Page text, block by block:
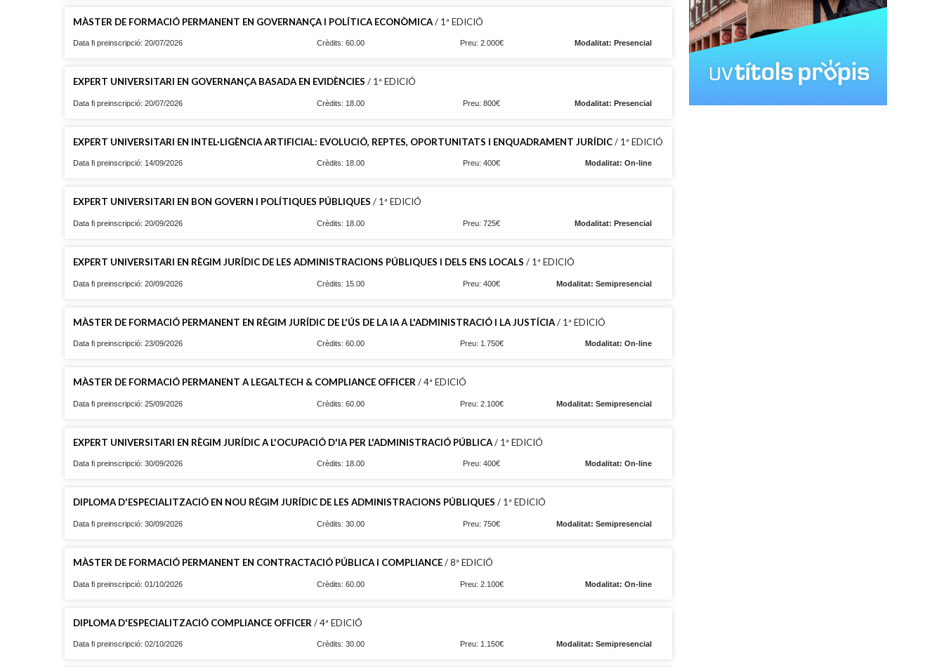
MÀSTER DE FORMACIÓ PERMANENT EN GOVERNANÇA I POLÍTICA ECONÒMICA/ 1ª EDICIÓ
Data fi preinscripció: 20/07/2026 Crèdits: 60.00 Preu: 2.000€ Modalitat: Presencial
EXPERT UNIVERSITARI EN GOVERNANÇA BASADA EN EVIDÈNCIES / 1ª EDICIÓ
Data fi preinscripció: 20/07/2026 Crèdits: 18.00 Preu: 800€ Modalitat: Presencial
EXPERT UNIVERSITARI EN INTEL·LIGÈNCIA ARTIFICIAL: EVOLUCIÓ, REPTES, OPORTUNITATS I ENQUADRAMENT JURÍDIC/ 1ª EDICIÓ
Data fi preinscripció: 14/09/2026 Crèdits: 18.00 Preu: 400€ Modalitat: On-line
EXPERT UNIVERSITARI EN BON GOVERN I POLÍTIQUES PÚBLIQUES / 1ª EDICIÓ
Data fi preinscripció: 20/09/2026 Crèdits: 18.00 Preu: 725€ Modalitat: Presencial
EXPERT UNIVERSITARI EN RÈGIM JURÍDIC DE LES ADMINISTRACIONS PÚBLIQUES I DELS ENS LOCALS / 1ª EDICIÓ
Data fi preinscripció: 20/09/2026 Crèdits: 15.00 Preu: 400€ Modalitat: Semipresencial
MÀSTER DE FORMACIÓ PERMANENT EN RÈGIM JURÍDIC DE L'ÚS DE LA IA A L'ADMINISTRACIÓ I LA JUSTÍCIA/ 1ª EDICIÓ
Data fi preinscripció: 23/09/2026 Crèdits: 60.00 Preu: 1.750€ Modalitat: On-line
MÀSTER DE FORMACIÓ PERMANENT A LEGALTECH & COMPLIANCE OFFICER / 4ª EDICIÓ
Data fi preinscripció: 25/09/2026 Crèdits: 60.00 Preu: 2.100€ Modalitat: Semipresencial
EXPERT UNIVERSITARI EN RÈGIM JURÍDIC A L'OCUPACIÓ D'IA PER L'ADMINISTRACIÓ PÚBLICA/ 1ª EDICIÓ
Data fi preinscripció: 30/09/2026 Crèdits: 18.00 Preu: 400€ Modalitat: On-line
DIPLOMA D'ESPECIALITZACIÓ EN NOU RÉGIM JURÍDIC DE LES ADMINISTRACIONS PÚBLIQUES / 1ª EDICIÓ
Data fi preinscripció: 30/09/2026 Crèdits: 30.00 Preu: 750€ Modalitat: Semipresencial
MÀSTER DE FORMACIÓ PERMANENT EN CONTRACTACIÓ PÚBLICA I COMPLIANCE/ 8ª EDICIÓ
Data fi preinscripció: 01/10/2026 Crèdits: 60.00 Preu: 2.100€ Modalitat: On-line
DIPLOMA D'ESPECIALITZACIÓ COMPLIANCE OFFICER / 4ª EDICIÓ
Data fi preinscripció: 02/10/2026 Crèdits: 30.00 Preu: 1.150€ Modalitat: Semipresencial